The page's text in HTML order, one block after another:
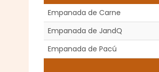
Empanada de Carne
Empanada de JandQ
Empanada de Pacú